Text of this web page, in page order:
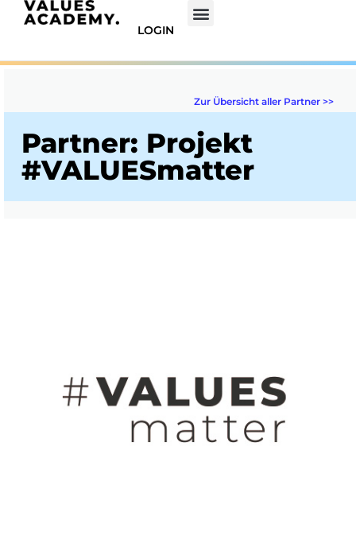
LOGIN
Zur Übersicht aller Partner >>
Partner: Projekt
#VALUESmatter